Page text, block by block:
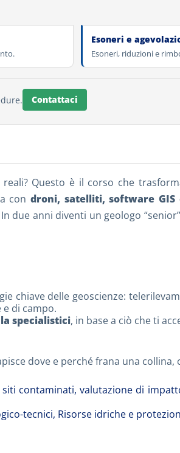
Esoneri e
Esoneri, riduzioni e
Contattaci
Questo è il corso che
condroni, satelliti, software
anni diventi un geologo
chiave delle geoscienze:
di campo.
specialistici, in base a ciò che ti
dove e perché frana una
contaminati, valutazione di
tecnici, Risorse idriche e